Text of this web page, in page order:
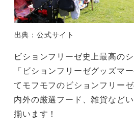
出典：公式サイト
ビションフリーゼ史上最高の
「ビションフリーゼグッズマ
てモフモフのビションフリー
内外の厳選フード、雑貨など
揃います！